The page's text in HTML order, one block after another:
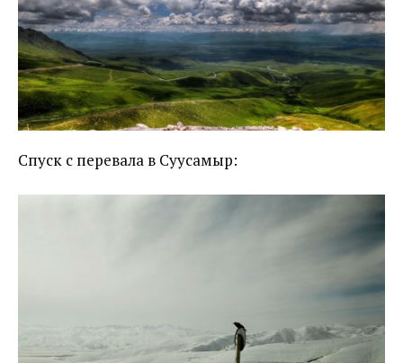
Спуск с перевала в Суусамыр: